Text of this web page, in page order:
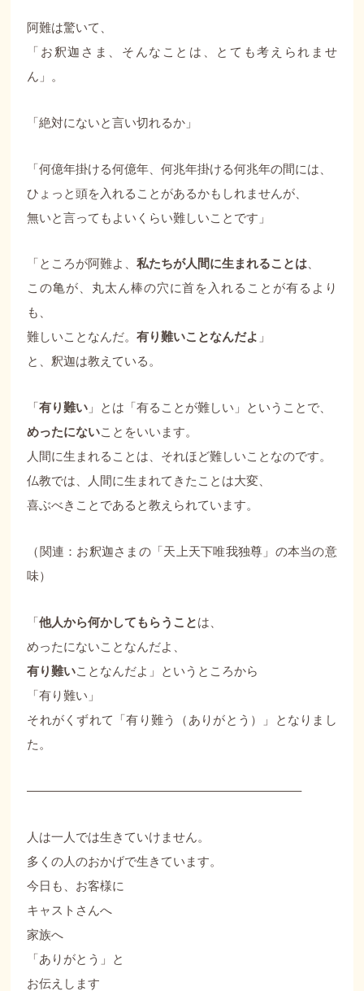
阿難は驚いて、
「お釈迦さま、そんなことは、とても考えられませ
ん」。
「絶対にないと言い切れるか」
「何億年掛ける何億年、何兆年掛ける何兆年の間には、
ひょっと頭を入れることがあるかもしれませんが、
無いと言ってもよいくらい難しいことです」
「ところが阿難よ、私たちが人間に生まれることは
この亀が、丸太ん棒の穴に首を入れることが有るより
も、
難しいことなんだ。有り難いことなんだよ 」
と、釈迦は教えている。
「有り難い 」とは「有ることが難しい」ということで、
めったにないことをいいます。
人間に生まれることは、それほど難しいことなのです。
仏教では、人間に生まれてきたことは大変、
喜ぶべきことであると教えられています。
（関連： お釈迦さまの「天上天下唯我独尊」の本当の意
味）
「他人から何かしてもらうことは、
めったにないことなんだよ、
有り難いことなんだよ」というところから
「有り難い」
それがくずれて「有り難う（ありがとう）」となりまし
た。
——————————————————————–
人は一人では生きていけません。
多くの人のおかげで生きています。
今日も、お客様に
キャストさんへ
家族へ
「ありがとう」と
お伝えします